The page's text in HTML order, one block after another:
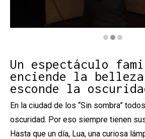
Un espectáculo
enciende la belleza
esconde la
En la ciudad de los “Sin sombra”
oscuridad. Por eso siempre tienen
Hasta que un día, Lua, una curiosa